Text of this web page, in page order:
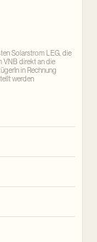
Solarstrom LEG, die
VNB direkt an die
in Rechnung
werden